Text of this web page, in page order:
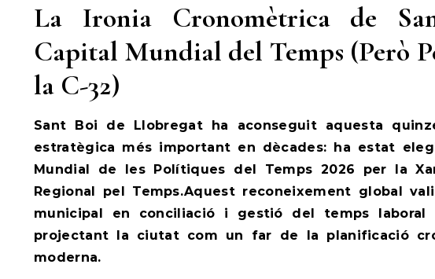
La Ironia Cronomètrica de
Capital Mundial del Temps (Però
la C-32)
Sant Boi de Llobregat ha aconseguit aquesta
estratègica més important en dècades: ha estat
Mundial de les Polítiques del Temps 2026 per la
Regional pel Temps.Aquest reconeixement global
municipal en conciliació i gestió del temps laboral
projectant la ciutat com un far de la planificació
moderna.